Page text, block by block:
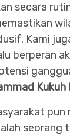
secara
Kami
berperan
Kukuh
seorang